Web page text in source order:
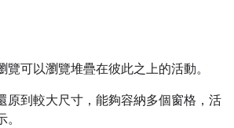
可以瀏覽堆疊在彼此之上的活動。
原到較大尺寸，能夠容納多個窗格，活